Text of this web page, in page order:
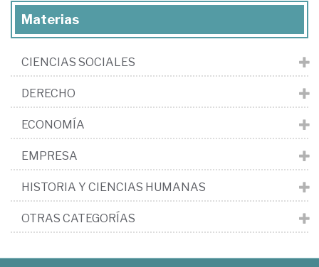
Materias
CIENCIAS SOCIALES
DERECHO
ECONOMÍA
EMPRESA
HISTORIA Y CIENCIAS HUMANAS
OTRAS CATEGORÍAS